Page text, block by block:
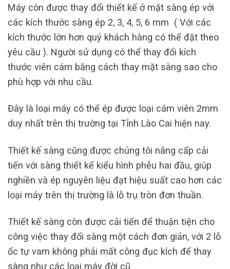
Máy còn được thay đổi thiết kế ở mặt sàng ép với
các kích thước sàng ép 2, 3, 4, 5, 6 mm ( Với các
kích thước lớn hơn quý khách hàng có thể đặt theo
yêu cầu ). Người sử dụng có thể thay đổi kích
thước viên cám bằng cách thay mặt sàng sao cho
phù hợp với nhu cầu.
Đây là loại máy có thể ép được loại cám viên 2mm
duy nhất trên thị trường tại Tỉnh Lào Cai hiện nay.
Thiết kế sàng cũng được chúng tôi nâng cấp cải
tiến với sàng thiết kế kiểu hình phễu hai đầu, giúp
nghiền và ép nguyên liệu đạt hiệu suất cao hơn các
loại máy trên thị trường là lỗ trụ tròn đơn thuần.
Thiết kế sàng còn được cải tiến để thuận tiện cho
công việc thay đổi sàng một cách đơn giản, với 2 lỗ
ốc tự vam không phải mất công đục kích để thay
sàng như các loại máy đời cũ